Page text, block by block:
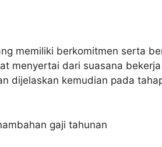
memiliki berkomitmen serta
menyertai dari suasana
dijelaskan kemudian pada
gaji tahunan